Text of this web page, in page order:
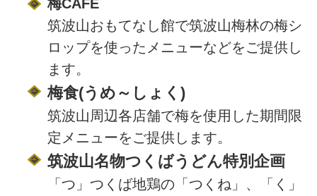
梅CAFE
筑波山おもてなし館で筑波山梅林の梅シ
ロップを使ったメニューなどをご提供し
ます。
梅食(うめ～しょく)
筑波山周辺各店舗で梅を使用した期間限
定メニューをご提供します。
筑波山名物つくばうどん特別企画
「つ」つくば地鶏の「つくね」、「く」